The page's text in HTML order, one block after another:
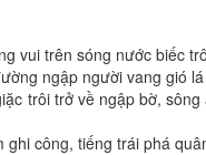
vui trên sóng nước biếc
ngập người vang gió
trôi trở về ngập bờ,
công, tiếng trái phá